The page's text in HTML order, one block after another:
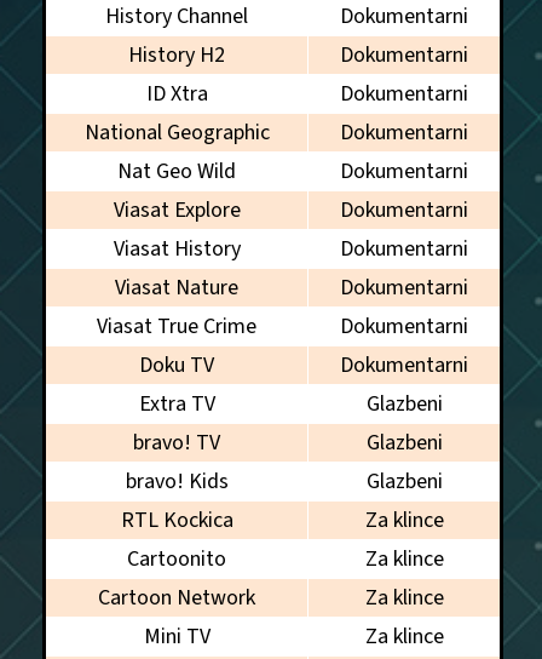
History Channel
Dokumentarni
History H2
Dokumentarni
ID Xtra
Dokumentarni
National Geographic
Dokumentarni
Nat Geo Wild
Dokumentarni
Viasat Explore
Dokumentarni
Viasat History
Dokumentarni
Viasat Nature
Dokumentarni
Viasat True Crime
Dokumentarni
Doku TV
Dokumentarni
Extra TV
Glazbeni
bravo! TV
Glazbeni
bravo! Kids
Glazbeni
RTL Kockica
Za klince
Cartoonito
Za klince
Cartoon Network
Za klince
Mini TV
Za klince